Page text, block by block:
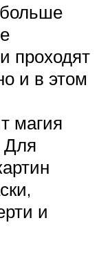
проходят
и в этом
магия
Для
и